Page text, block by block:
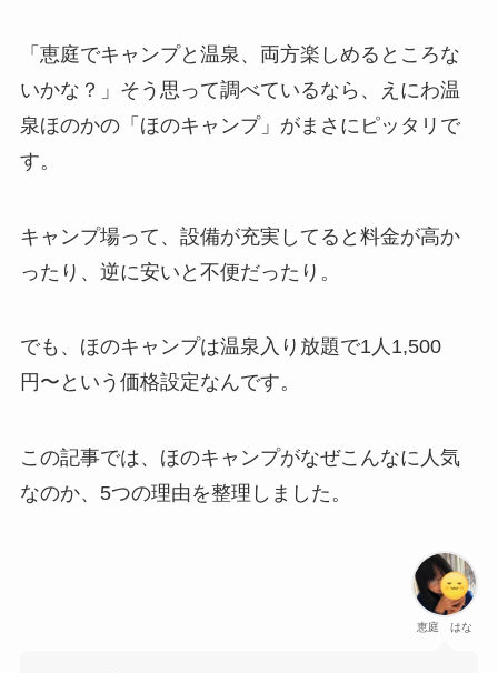
「恵庭でキャンプと温泉、両方楽しめるところな
いかな？」そう思って調べているなら、えにわ温
泉ほのかの「ほのキャンプ」がまさにピッタリで
す。
キャンプ場って、設備が充実してると料金が高か
ったり、逆に安いと不便だったり。
でも、ほのキャンプは温泉入り放題で1人1,500
円〜という価格設定なんです。
この記事では、ほのキャンプがなぜこんなに人気
なのか、5つの理由を整理しました。
恵庭 はな